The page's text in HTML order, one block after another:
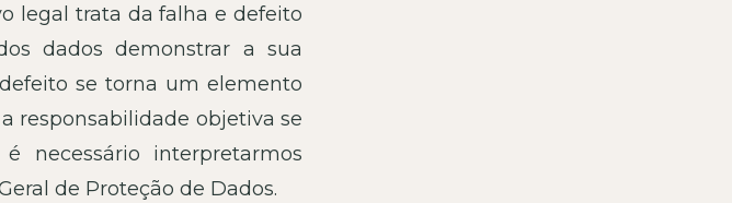
legal trata da falha e defeito
dados demonstrar a sua
se torna um elemento
responsabilidade objetiva se
necessário interpretarmos
de Proteção de Dados.